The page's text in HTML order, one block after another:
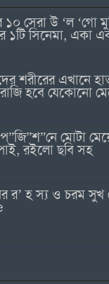
১০ সেরা উ ‘ল ‘গো
১টি সিনেমা, একা
শরীরের এখানে
হবে যেকোনো
মোটা
রইলো ছবি সহ
র’ হ স্য ও চরম